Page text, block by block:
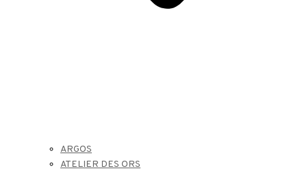
ARGOS
ATELIER DES ORS